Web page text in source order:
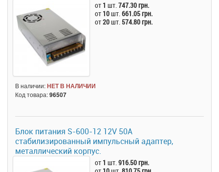
от 1 шт.747.30 грн.
от 10шт.661.05 грн.
от20шт. 574.80 грн.
В наличии:НЕТ В НАЛИЧИИ
Код товара:96507
Блок питания S-600-12 12V 50A
стабилизированный импульсный адаптер,
металлический корпус.
от 1 шт.916.50 грн.